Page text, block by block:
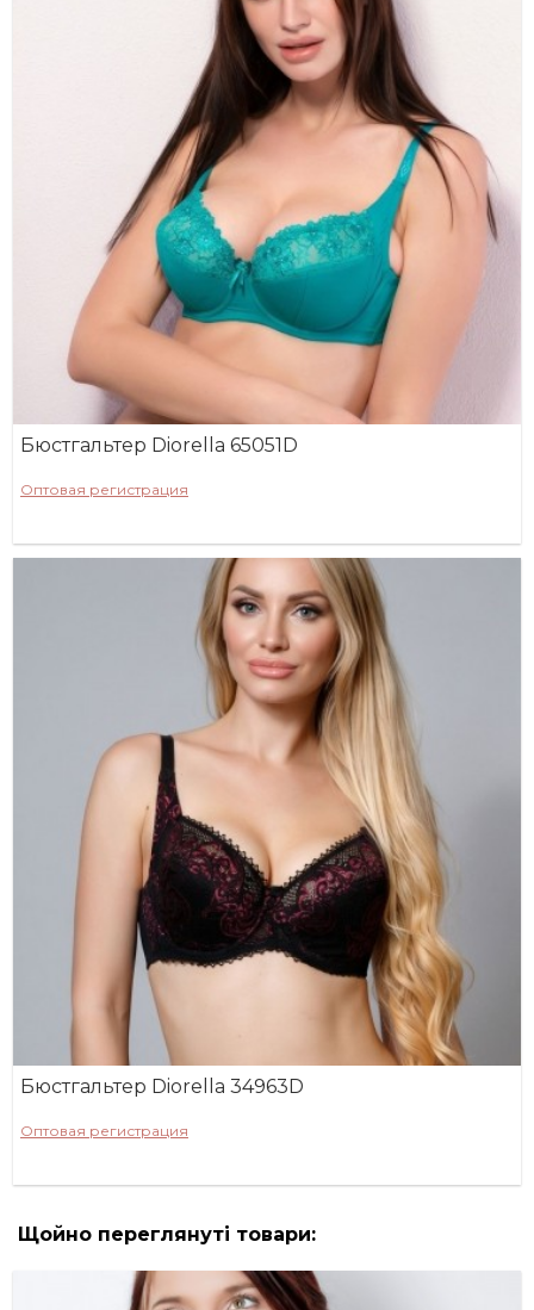
Бюстгальтер Diorella 65051D
Оптовая регистрация
Бюстгальтер Diorella 34963D
Оптовая регистрация
Щойно переглянуті товари: